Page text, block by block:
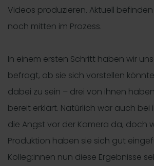
Videos produzieren. Aktuell
noch mitten im Prozess.
In einem ersten Schritt haben wir
befragt, ob sie sich vorstellen
dabei zu sein – drei von ihnen
bereit erklärt. Natürlich war auch
die Angst vor der Kamera da, doch
Produktion haben sie sich gut
Kolleg:innen nun diese Ergebnisse